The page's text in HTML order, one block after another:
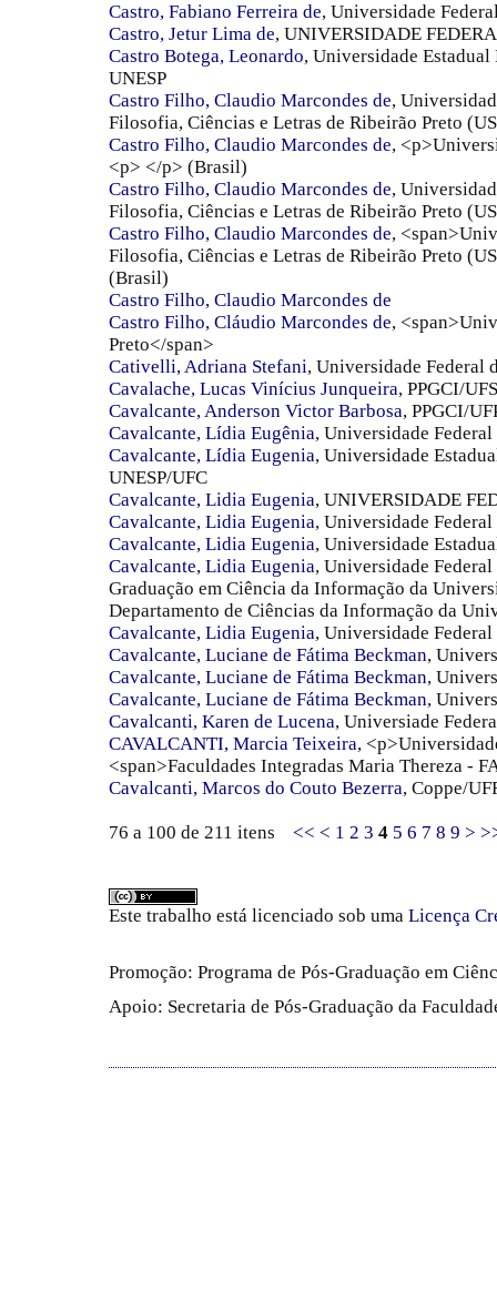
Castro, Fabiano Ferreira de, Universidade
Castro, Jetur Lima de, UNIVERSIDADE
Castro Botega, Leonardo, Universidade
UNESP
Castro Filho, Claudio Marcondes de,
Filosofia, Ciências e Letras de Ribeirão Preto
Castro Filho, Claudio Marcondes de,
<p> </p> (Brasil)
Castro Filho, Claudio Marcondes de,
Filosofia, Ciências e Letras de Ribeirão Preto
Castro Filho, Claudio Marcondes de,
Filosofia, Ciências e Letras de Ribeirão Preto
(Brasil)
Castro Filho, Claudio Marcondes de
Castro Filho, Cláudio Marcondes de,
Preto</span>
Cativelli, Adriana Stefani, Universidade Federal
Cavalache, Lucas Vinícius Junqueira, PPGCI/UFS
Cavalcante, Anderson Victor Barbosa, PPGCI/
Cavalcante, Lídia Eugênia, Universidade Federal
Cavalcante, Lídia Eugenia, Universidade
UNESP/UFC
Cavalcante, Lidia Eugenia, UNIVERSIDADE
Cavalcante, Lidia Eugenia, Universidade
Cavalcante, Lidia Eugenia, Universidade
Cavalcante, Lidia Eugenia, Universidade Federal
Graduação em Ciência da Informação da
Departamento de Ciências da Informação da
Cavalcante, Lidia Eugenia, Universidade Federal
Cavalcante, Luciane de Fátima Beckman,
Cavalcante, Luciane de Fátima Beckman,
Cavalcante, Luciane de Fátima Beckman,
Cavalcanti, Karen de Lucena, Universiade
CAVALCANTI, Marcia Teixeira,
<span>Faculdades Integradas Maria Thereza -
Cavalcanti, Marcos do Couto Bezerra, Coppe/
76 a 100 de 211 itens << < 1 2 3 4 5 6 7 8 9 >
Este trabalho está licenciado sob uma Licença
Promoção: Programa de Pós-Graduação em
Apoio: Secretaria de Pós-Graduação da